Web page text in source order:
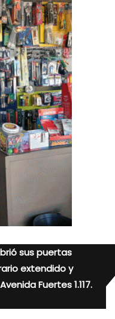
sus puertas
extendido y
Fuertes 1.117.